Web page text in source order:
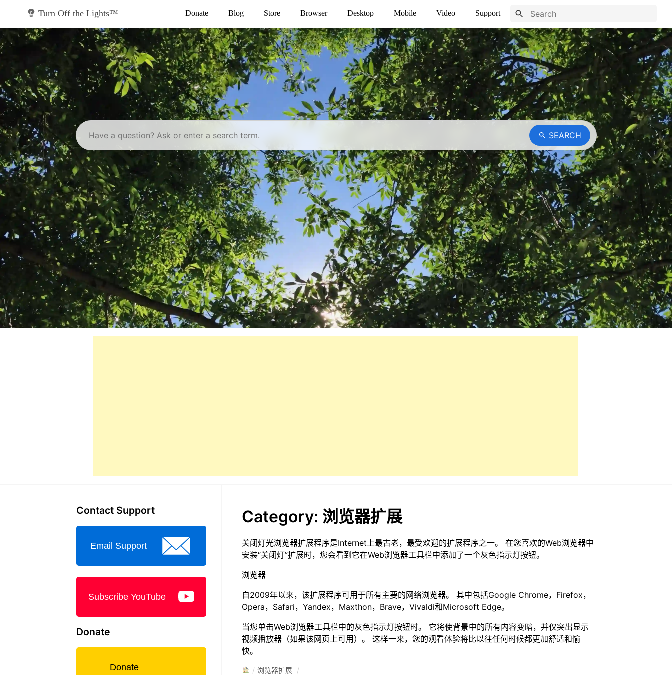
Turn Off the Lights™ Donate Blog Store Browser Desktop Mobile Video Support
SEARCH
Category: 浏览器扩展
关闭灯光浏览器扩展程序是Internet上最古老，最受欢迎的扩展程序之一。 在您喜欢的Web浏览器中
安装“关闭灯”扩展时，您会看到它在Web浏览器工具栏中添加了一个灰色指示灯按钮。
浏览器
自2009年以来，该扩展程序可用于所有主要的网络浏览器。 其中包括Google Chrome，Firefox，
Opera，Safari，Yandex，Maxthon，Brave，Vivaldi和Microsoft Edge。
当您单击Web浏览器工具栏中的灰色指示灯按钮时。 它将使背景中的所有内容变暗，并仅突出显示
视频播放器（如果该网页上可用）。 这样一来，您的观看体验将比以往任何时候都更加舒适和愉
快。
/ 浏览器扩展 /
Contact Support
Email Support
Subscribe YouTube
Donate
Donate